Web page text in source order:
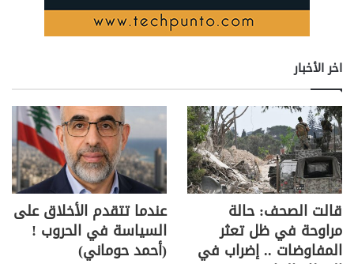
اخر الأخبار
قالت الصحف: حالة
مراوحة في ظل تعثر
المفاوضات .. إضراب في
عندما تتقدم الأخلاق على
السياسة في الحروب !
(أحمد حوماني)